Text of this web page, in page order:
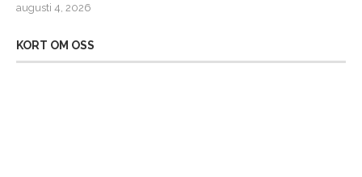
augusti 4, 2026
KORT OM OSS